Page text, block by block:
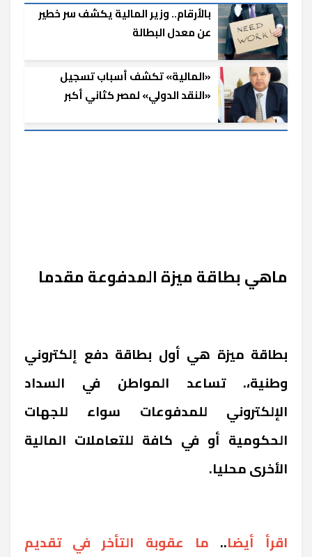
بالأرقام.. وزير المالية يكشف سر خطير
عن معدل البطالة
«المالية» تكشف أسباب تسجيل
«النقد الدولي» لمصر كثاني أكبر
ماهي بطاقة ميزة المدفوعة مقدما
بطاقة ميزة هي أول بطاقة دفع إلكتروني
وطنية،. تساعد المواطن في السداد
الإلكتروني للمدفوعات سواء للجهات
الحكومية أو في كافة للتعاملات المالية
الأخرى محليا.
اقرأ أيضا.. ما عقوبة التأخر في تقديم